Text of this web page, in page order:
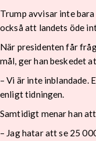
Trump avvisar inte
också att landets öde
När presidenten får
mål, ger han beskedet
– Vi är inte inblandade.
enligt tidningen.
Samtidigt menar han
– Jag hatar att se 25